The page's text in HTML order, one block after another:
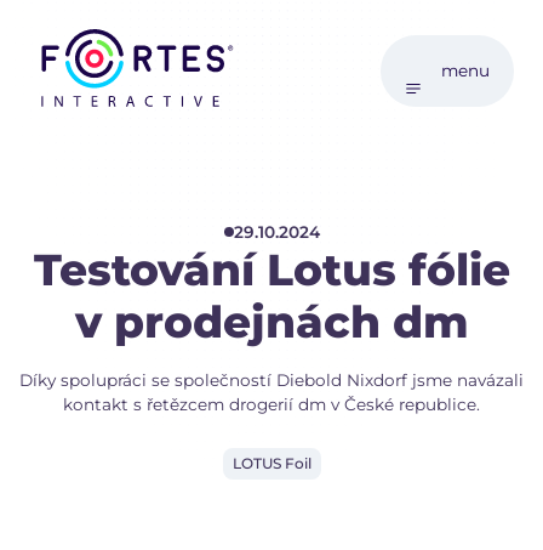
menu
29.10.2024
Testování Lotus fólie
v prodejnách dm
Díky spolupráci se společností Diebold Nixdorf jsme navázali
kontakt s řetězcem drogerií dm v České republice.
LOTUS Foil